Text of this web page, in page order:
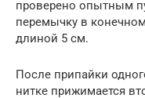
проверено опытным
перемычку в
длиной 5 см.
После припайки
нитке прижимается